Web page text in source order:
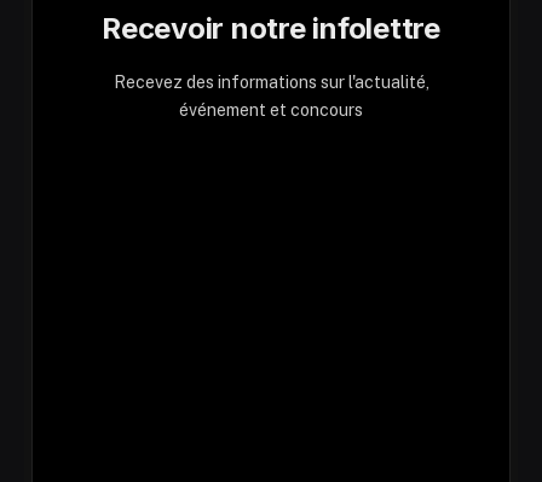
Recevoir notre infolettre
Recevez des informations sur l'actualité,
événement et concours